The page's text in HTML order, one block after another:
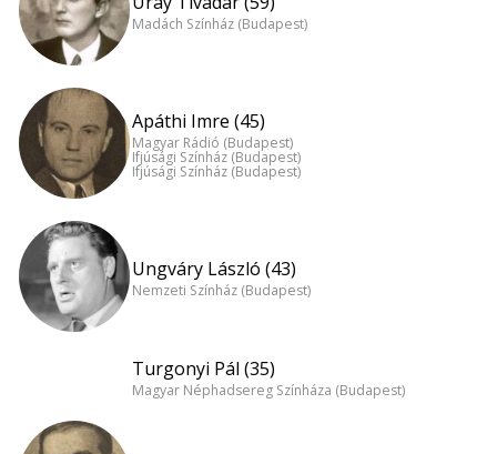
Madách Színház (Budapest)
Apáthi Imre (45)
Magyar Rádió (Budapest)
Ifjúsági Színház (Budapest)
Ifjúsági Színház (Budapest)
Ungváry László (43)
Nemzeti Színház (Budapest)
Turgonyi Pál (35)
Magyar Néphadsereg Színháza (Budapest)